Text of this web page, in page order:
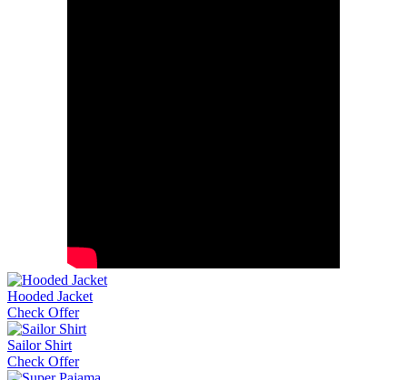
Hooded Jacket
Check Offer
Sailor Shirt
Check Offer